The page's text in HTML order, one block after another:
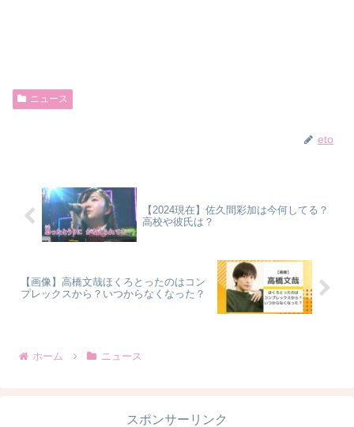
ニュース
eto
【2024現在】佐久間彩加は今何してる？
高校や彼氏は？
【画像】高橋文哉ほくろとったのはコン
プレックスから？いつからなくなった？
ホーム ニュース
スポンサーリンク